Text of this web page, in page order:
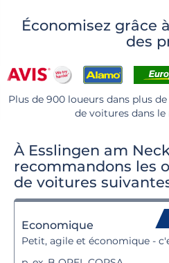
Économisez grâce
des
Plus de 900 loueurs dans plus
de voitures dans
À Esslingen am
recommandons les
de voitures
Economique
Petit, agile et économique -